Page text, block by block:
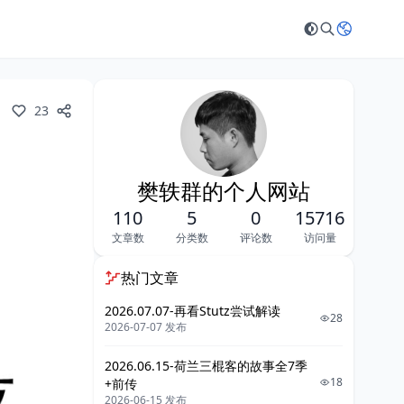
23
樊轶群的个人网站
110
文章数
5
分类数
0
评论数
15716
访问量
热门文章
2026.07.07-再看Stutz尝试解读
2026-07-07 发布
28
2026.06.15-荷兰三棍客的故事全7季
+前传
2026-06-15 发布
18